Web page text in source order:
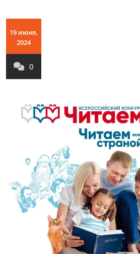
19 июня,
2024
0